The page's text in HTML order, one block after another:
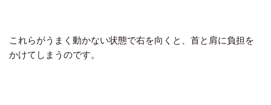
これらがうまく動かない状態で右を向くと、首と肩に負担を
かけてしまうのです。